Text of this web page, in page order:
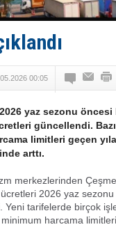
turizminde yeni ‘Ceza
28. Dönem Yönetim
Denizi'nde tarih yazıldı!
00:05
2026 yaz sezonu
güncellendi.
limitleri geçen
arttı.
merkezlerinden
2026 yaz
Yeni tarifelerde birçok
harcama